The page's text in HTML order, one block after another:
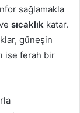
sağlamakla
sıcaklık katar.
güneşin
ise ferah bir